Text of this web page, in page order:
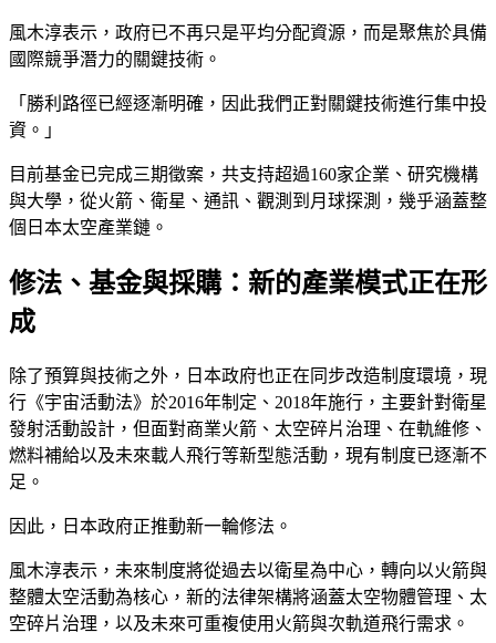
風木淳表示，政府已不再只是平均分配資源，而是聚焦於具備
國際競爭潛力的關鍵技術。
「勝利路徑已經逐漸明確，因此我們正對關鍵技術進行集中投
資。」
目前基金已完成三期徵案，共支持超過160家企業、研究機構
與大學，從火箭、衛星、通訊、觀測到月球探測，幾乎涵蓋整
個日本太空產業鏈。
修法、基金與採購：新的產業模式正在形
成
除了預算與技術之外，日本政府也正在同步改造制度環境，現
行《宇宙活動法》於2016年制定、2018年施行，主要針對衛星
發射活動設計，但面對商業火箭、太空碎片治理、在軌維修、
燃料補給以及未來載人飛行等新型態活動，現有制度已逐漸不
足。
因此，日本政府正推動新一輪修法。
風木淳表示，未來制度將從過去以衛星為中心，轉向以火箭與
整體太空活動為核心，新的法律架構將涵蓋太空物體管理、太
空碎片治理，以及未來可重複使用火箭與次軌道飛行需求。